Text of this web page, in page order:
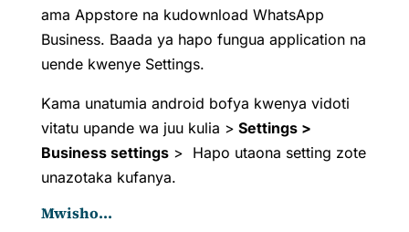
ama Appstore na kudownload WhatsApp
Business. Baada ya hapo fungua application na
uende kwenye Settings.
Kama unatumia android bofya kwenya vidoti
vitatu upande wa juu kulia > Settings>
Business settings> Hapo utaona setting zote
unazotaka kufanya.
Mwisho...